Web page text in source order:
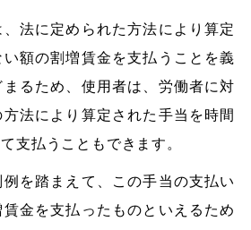
法に定められた方法により算定
額の割増賃金を支払うことを義
るため、使用者は、労働者に対
法により算定された手当を時間
支払うこともできます。
を踏まえて、この手当の支払い
金を支払ったものといえるため